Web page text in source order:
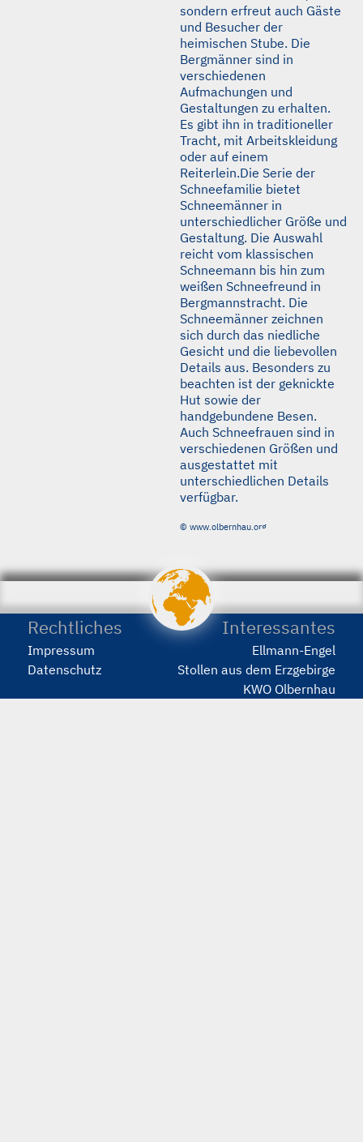
sondern erfreut auch Gäste
und Besucher der
heimischen Stube. Die
Bergmänner sind in
verschiedenen
Aufmachungen und
Gestaltungen zu erhalten.
Es gibt ihn in traditioneller
Tracht, mit Arbeitskleidung
oder auf einem
Reiterlein.Die Serie der
Schneefamilie bietet
Schneemänner in
unterschiedlicher Größe und
Gestaltung. Die Auswahl
reicht vom klassischen
Schneemann bis hin zum
weißen Schneefreund in
Bergmannstracht. Die
Schneemänner zeichnen
sich durch das niedliche
Gesicht und die liebevollen
Details aus. Besonders zu
beachten ist der geknickte
Hut sowie der
handgebundene Besen.
Auch Schneefrauen sind in
verschiedenen Größen und
ausgestattet mit
unterschiedlichen Details
verfügbar.
© www.olbernhau.org
porstmann.com
wir
machen
Webseiten
Rechtliches
Impressum
Datenschutz
Interessantes
Ellmann-Engel
Stollen aus dem Erzgebirge
KWO Olbernhau